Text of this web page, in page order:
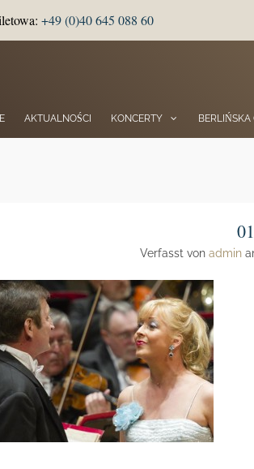
+49 (0)40 645 088 60
AKTUALNOŚCI KONCERTY
Verfasst von admin